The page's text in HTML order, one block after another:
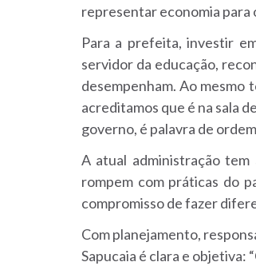
representar economia para
Para a prefeita, investir
servidor da educação,
desempenham. Ao mesmo
acreditamos que é na sala
governo, é palavra de
A atual administração
rompem com práticas do
compromisso de fazer
Com planejamento,
Sapucaia é clara e objetiva: